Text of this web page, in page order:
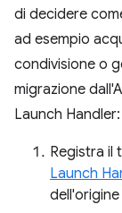
di decidere
ad esempio
condivisione o
migrazione
Launch Handler:
Registra il
Launch